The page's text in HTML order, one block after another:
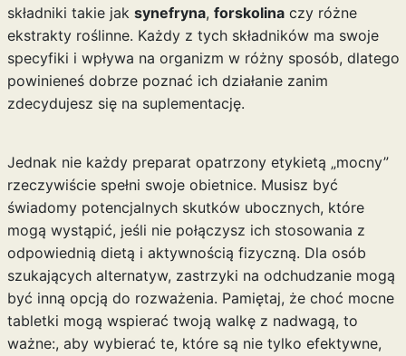
składniki takie jak synefryna, forskolinaczy różne
ekstrakty roślinne. Każdy z tych składników ma swoje
specyfiki i wpływa na organizm w różny sposób, dlatego
powinieneś dobrze poznać ich działanie zanim
zdecydujesz się na suplementację.
Jednak nie każdy preparat opatrzony etykietą „mocny”
rzeczywiście spełni swoje obietnice. Musisz być
świadomy potencjalnych skutków ubocznych, które
mogą wystąpić, jeśli nie połączysz ich stosowania z
odpowiednią dietą i aktywnością fizyczną. Dla osób
szukających alternatyw, zastrzyki na odchudzaniemogą
być inną opcją do rozważenia. Pamiętaj, że choć mocne
tabletki mogą wspierać twoją walkę z nadwagą, to
ważne:, aby wybierać te, które są nie tylko efektywne,